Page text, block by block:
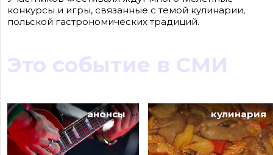
конкурсы и игры, связанные с темой кулинарии,
польской гастрономических традиций.
Это событие в СМИ
анонсы кулинария
3906148636, КПП 390601001
Контакты редакции: +7(4012) 310-124, news@klops.ru. Реклама: +7 (931) 107 50 00,
reklama@klops.ru. Афиша: +7(967) 351 20 51, reklama@klops.ru
Адрес редакции и учредителя: г. Калининград, ул. Рокоссовского, 16/18, пом. I,
зарегистрировано Федеральной службой по надзору в сфере связи,
информационных технологий и массовых коммуникаций (Роскомнадзор).
Учредитель: ООО "Русская медиагруппа "Западная Пресса". Главный
Материалы сайта, подписанные «CC 4.0» доступны по
лицензии Creative Commons «Attribution-ShareAlike»
(«Атрибуция — На тех же условиях») 4.0 Всемирная
Для использования остальных материалов необходимо
письменное согласие правообладателя
Политика в отношении обработки персональных